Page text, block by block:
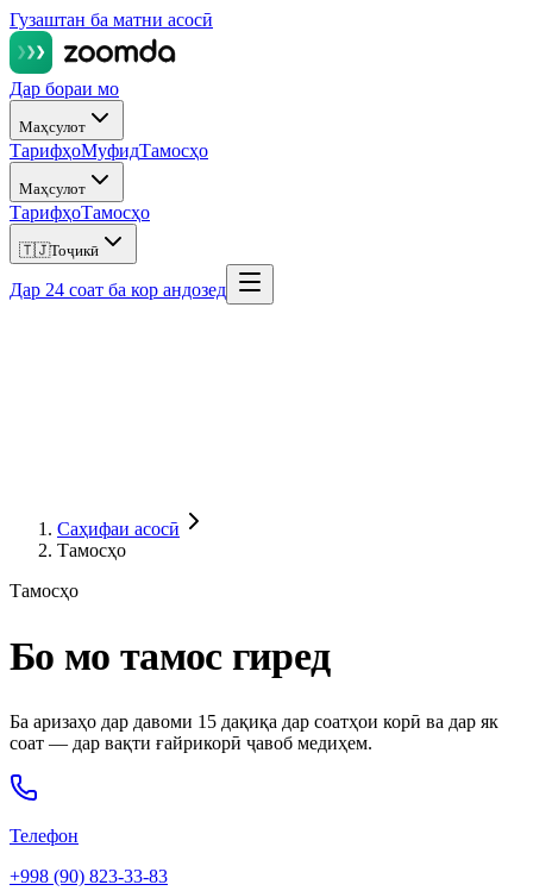
Гузаштан ба матни асосӣ
Дар бораи мо
Маҳсулот
ТарифҳоМуфидТамосҳо
Маҳсулот
ТарифҳоТамосҳо
🇹🇯Тоҷикӣ
Дар 24 соат ба кор андозед
Саҳифаи асосӣ
Тамосҳо
Тамосҳо
Бо мо тамос гиред
Ба аризаҳо дар давоми 15 дақиқа дар соатҳои корӣ ва дар як
соат — дар вақти ғайрикорӣ ҷавоб медиҳем.
Телефон
+998 (90) 823-33-83